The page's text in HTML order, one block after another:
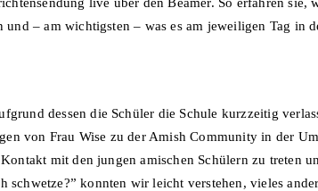
– am wichtigsten – was es am jeweiligen Tag in
dessen die Schüler die Schule kurzzeitig
von Frau Wise zu der Amish Community in der
mit den jungen amischen Schülern zu treten
schwetze?” konnten wir leicht verstehen, vieles